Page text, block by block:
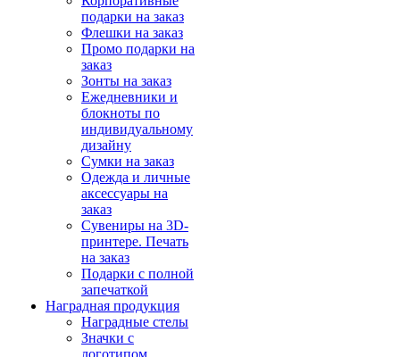
подарки на заказ
Флешки на заказ
Промо подарки на
заказ
Зонты на заказ
Ежедневники и
блокноты по
индивидуальному
дизайну
Сумки на заказ
Одежда и личные
аксессуары на
заказ
Сувениры на 3D-
принтере. Печать
на заказ
Подарки с полной
запечаткой
Наградная продукция
Наградные стелы
Значки с
логотипом